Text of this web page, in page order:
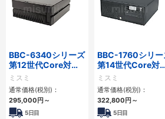
BBC-6340シリーズ
第12世代Core対応
小型フロアマウント
PC2PCI/2PCIe
ミスミ
通常価格(税別)：
295,000円～
5日目
BBC-1760シリー
第14世代Core対
小型フロアマウン
3PCIe
ミスミ
通常価格(税別)：
322,800円～
5日目